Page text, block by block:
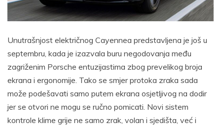
Unutrašnjost električnog Cayennea predstavljena je još u
septembru, kada je izazvala buru negodovanja među
zagriženim Porsche entuzijastima zbog prevelikog broja
ekrana i ergonomije. Tako se smjer protoka zraka sada
može podešavati samo putem ekrana osjetljivog na dodir
jer se otvori ne mogu se ručno pomicati. Novi sistem
kontrole klime grije ne samo zrak, volan i sjedišta, već i